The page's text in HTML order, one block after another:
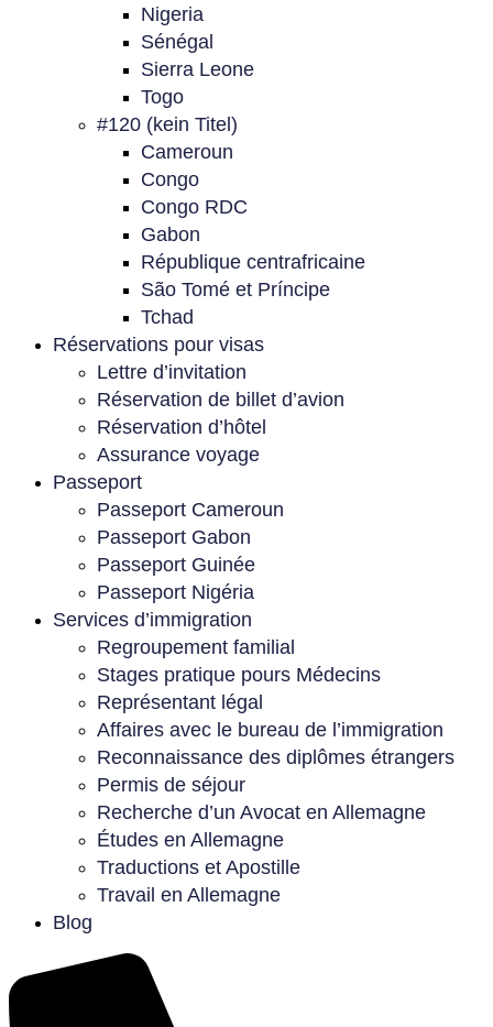
Nigeria
Sénégal
Sierra Leone
Togo
#120 (kein Titel)
Cameroun
Congo
Congo RDC
Gabon
République centrafricaine
São Tomé et Príncipe
Tchad
Réservations pour visas
Lettre d’invitation
Réservation de billet d’avion
Réservation d’hôtel
Assurance voyage
Passeport
Passeport Cameroun
Passeport Gabon
Passeport Guinée
Passeport Nigéria
Services d’immigration
Regroupement familial
Stages pratique pours Médecins
Représentant légal
Affaires avec le bureau de l’immigration
Reconnaissance des diplômes étrangers
Permis de séjour
Recherche d’un Avocat en Allemagne
Études en Allemagne
Traductions et Apostille
Travail en Allemagne
Blog